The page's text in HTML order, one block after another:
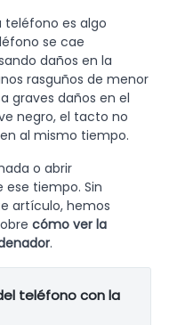
es algo
se cae
daños en la
rasguños de menor
graves daños en el
negro, el tacto no
al mismo tiempo.
o abrir
tiempo. Sin
artículo, hemos
cómo ver la
.
teléfono con la